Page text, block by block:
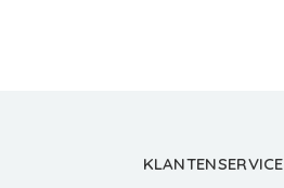
KLANTENSERVICE